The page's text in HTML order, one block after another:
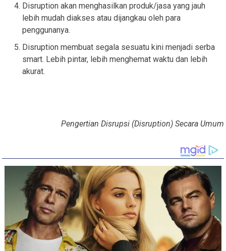
Disruption akan menghasilkan produk/jasa yang jauh
lebih mudah diakses atau dijangkau oleh para
penggunanya.
Disruption membuat segala sesuatu kini menjadi serba
smart. Lebih pintar, lebih menghemat waktu dan lebih
akurat.
Pengertian Disrupsi (Disruption) Secara Umum